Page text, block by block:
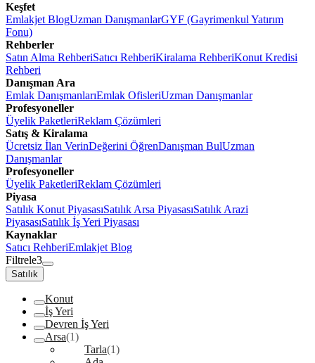
Keşfet
Emlakjet BlogUzman DanışmanlarGYF (Gayrimenkul Yatırım
Fonu)
Rehberler
Satın Alma RehberiSatıcı RehberiKiralama RehberiKonut Kredisi
Rehberi
Danışman Ara
Emlak DanışmanlarıEmlak OfisleriUzman Danışmanlar
Profesyoneller
Üyelik PaketleriReklam Çözümleri
Satış & Kiralama
Ücretsiz İlan VerinDeğerini ÖğrenDanışman BulUzman
Danışmanlar
Profesyoneller
Üyelik PaketleriReklam Çözümleri
Piyasa
Satılık Konut PiyasasıSatılık Arsa PiyasasıSatılık Arazi
PiyasasıSatılık İş Yeri Piyasası
Kaynaklar
Satıcı RehberiEmlakjet Blog
Filtrele3
Satılık
Konut
İş Yeri
Devren İş Yeri
Arsa(1)
Tarla(1)